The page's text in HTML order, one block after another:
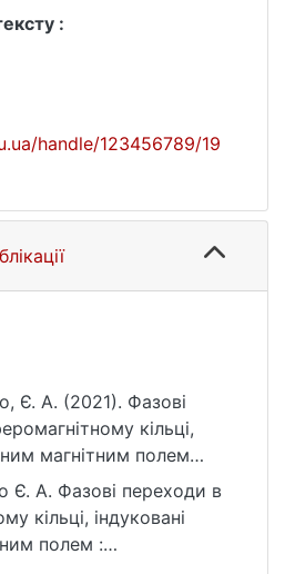
:
handle/123456789/19
Є. А. (2021). Фазові
кільці,
магнітним полем
Київський
імені Тараса
Є. А. Фазові переходи в
кільці, індуковані
полем :